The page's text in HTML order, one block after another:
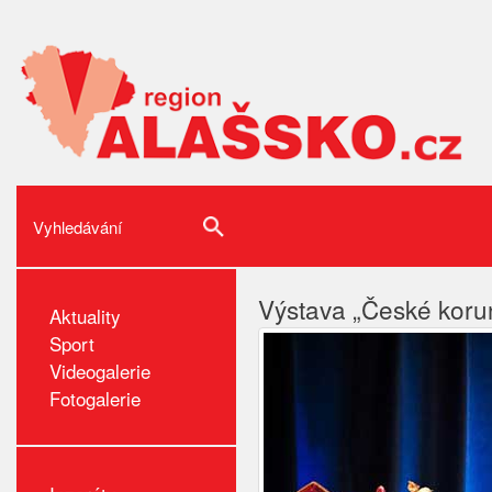
Aktuality
Sport
Videogalerie
Fotogalerie
Výstava „České